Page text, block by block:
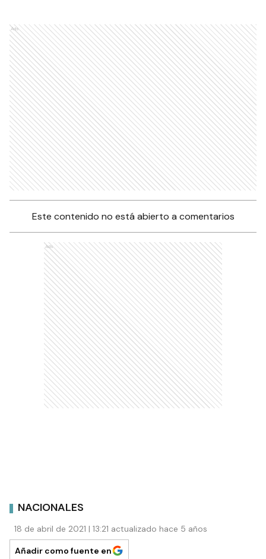
Ads
Este contenido no está abierto a comentarios
Ads
NACIONALES
18 de abril de 2021 | 13:21 actualizado hace 5 años
Añadir como fuente en